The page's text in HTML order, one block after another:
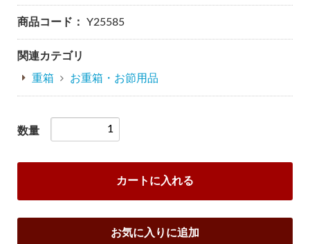
商品コード： Y25585
関連カテゴリ
重箱
お重箱・お節用品
数量
カートに入れる
お気に入りに追加